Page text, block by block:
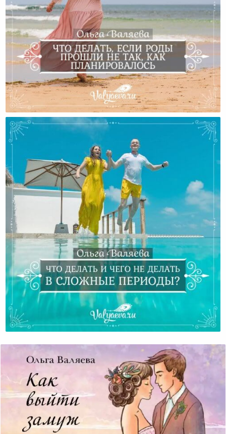
Что Делать, Если Роды Прошли Не Так, Как
Планировалось
Что Делать И Чего Не Делать В Сложные Периоды?